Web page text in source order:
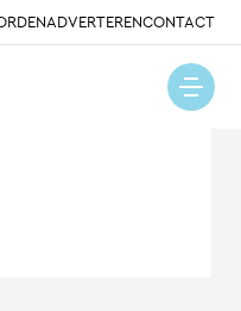
ADVERTERENCONTACT